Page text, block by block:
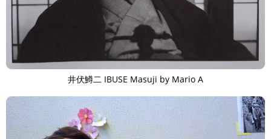
井伏鱒二 IBUSE Masuji by Mario A